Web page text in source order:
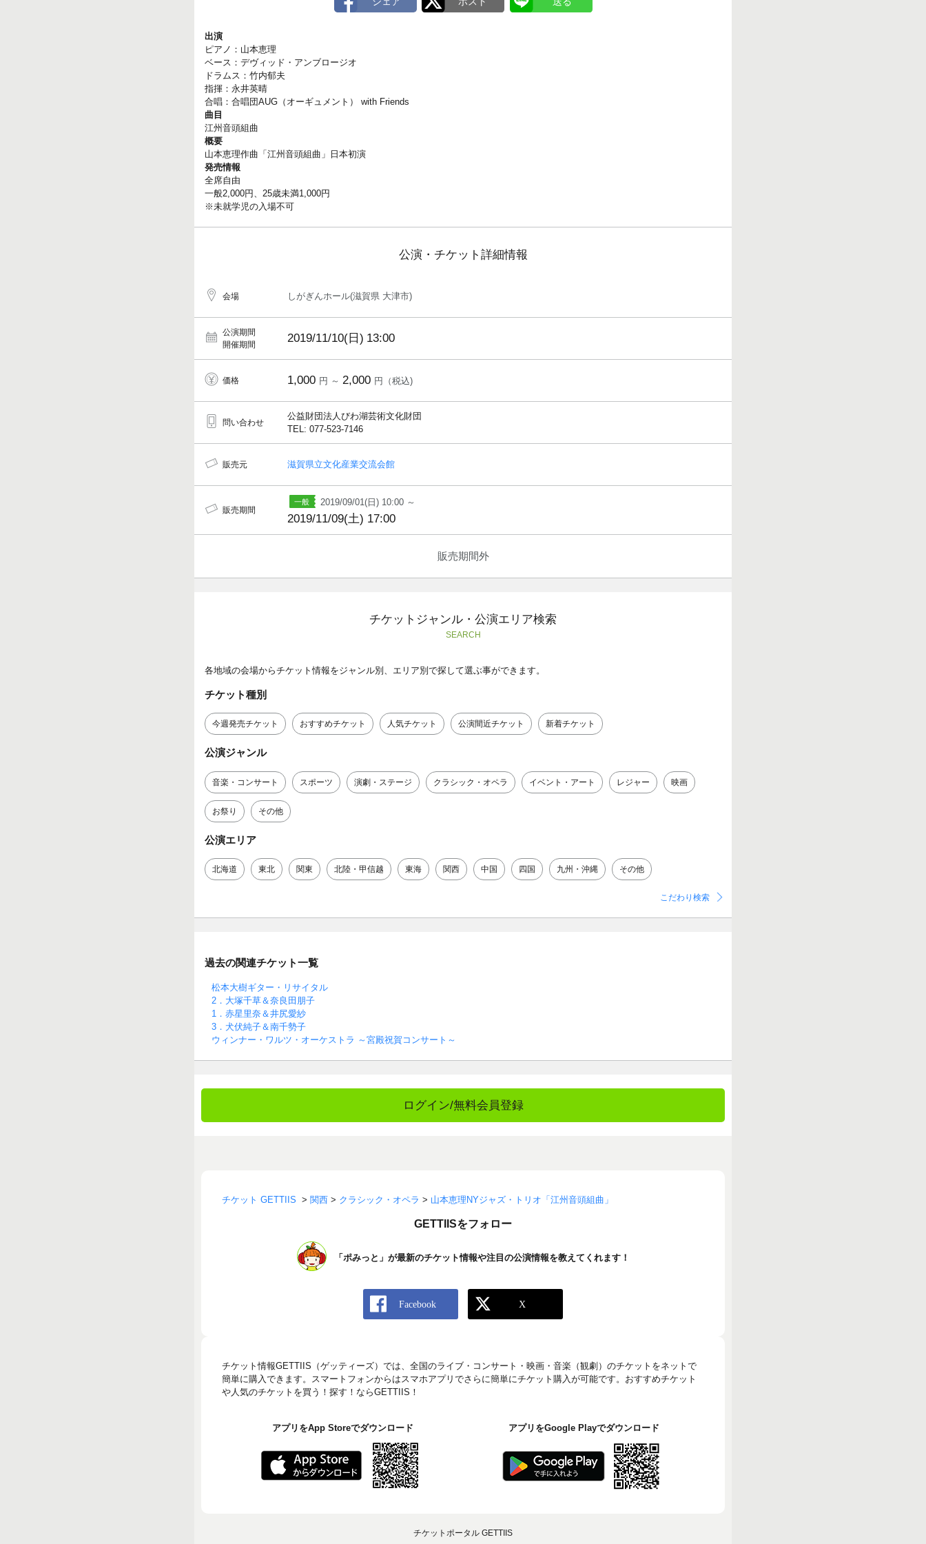
出演
ピアノ：山本恵理
ベース：デヴィッド・アンブロージオ
ドラムス：竹内郁夫
指揮：永井英晴
合唱：合唱団AUG（オーギュメント） with Friends
曲目
江州音頭組曲
概要
山本恵理作曲「江州音頭組曲」日本初演
発売情報
全席自由
一般2,000円、25歳未満1,000円
※未就学児の入場不可
公演・チケット詳細情報
会場 しがぎんホール(滋賀県 大津市)
公演期間
開催期間
2019/11/10(日) 13:00
価格 1,000 円 ～ 2,000 円（税込)
問い合わせ
公益財団法人びわ湖芸術文化財団
TEL: 077-523-7146
販売元 滋賀県立文化産業交流会館
販売期間
2019/09/01(日) 10:00 ～
2019/11/09(土) 17:00
販売期間外
チケットジャンル・公演エリア検索
SEARCH
各地域の会場からチケット情報をジャンル別、エリア別で探して選ぶ事ができます。
チケット種別
今週発売チケット おすすめチケット 人気チケット 公演間近チケット 新着チケット
公演ジャンル
音楽・コンサート スポーツ 演劇・ステージ クラシック・オペラ イベント・アート レジャー 映画
お祭り その他
公演エリア
北海道 東北 関東 北陸・甲信越 東海 関西 中国 四国 九州・沖縄 その他
こだわり検索
過去の関連チケット一覧
松本大樹ギター・リサイタル
2．大塚千草＆奈良田朋子
1．赤星里奈＆井尻愛紗
3．犬伏純子＆南千勢子
ウィンナー・ワルツ・オーケストラ ～宮殿祝賀コンサート～
ログイン/無料会員登録
チケット GETTIIS > 関西 > クラシック・オペラ > 山本恵理NYジャズ・トリオ「江州音頭組曲」
GETTIISをフォロー
「ポみっと」が最新のチケット情報や注目の公演情報を教えてくれます！
チケット情報GETTIIS（ゲッティーズ）では、全国のライブ・コンサート・映画・音楽（観劇）のチケットをネットで
簡単に購入できます。スマートフォンからはスマホアプリでさらに簡単にチケット購入が可能です。おすすめチケット
や人気のチケットを買う！探す！ならGETTIIS！
アプリをApp Storeでダウンロード アプリをGoogle Playでダウンロード
チケットポータル GETTIIS